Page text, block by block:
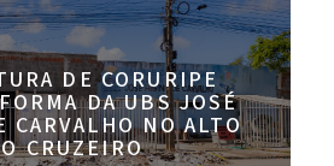
DE CORURIPE
DA UBS JOSÉ
CARVALHO NO ALTO
CRUZEIRO